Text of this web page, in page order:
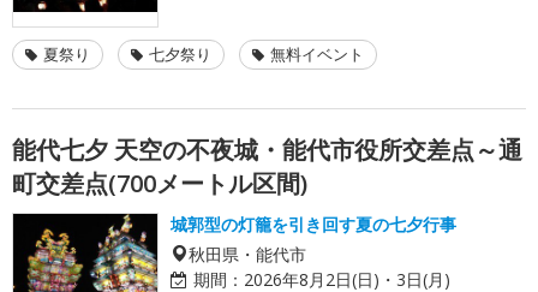
夏祭り 七夕祭り 無料イベント
能代七夕 天空の不夜城・能代市役所交差点～通
町交差点(700メートル区間)
城郭型の灯籠を引き回す夏の七夕行事
秋田県・能代市
期間： 2026年8月2日(日)・3日(月)